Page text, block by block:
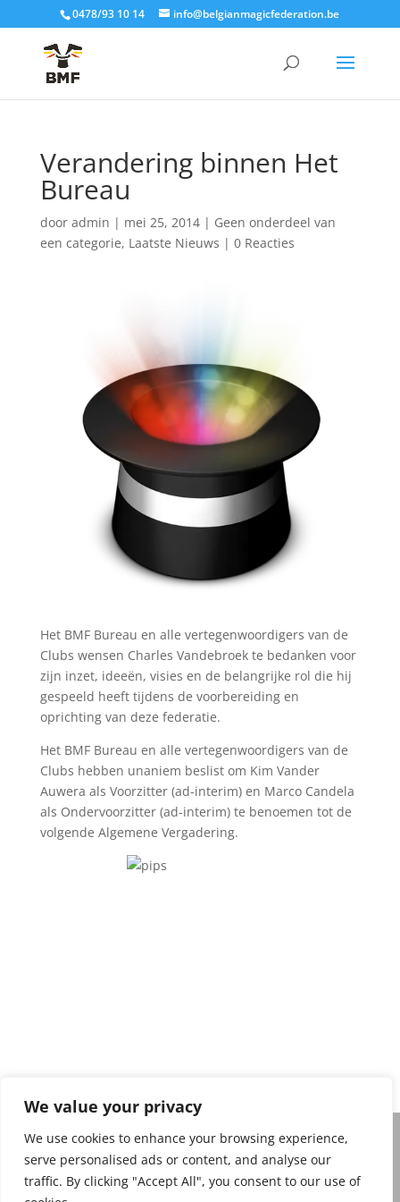
We value your privacy
We use cookies to enhance your browsing experience,
serve personalised ads or content, and analyse our
traffic. By clicking "Accept All", you consent to our use of
0478/93 10 14 info@belgianmagicfederation.be
Verandering binnen Het
Bureau
door admin | mei 25, 2014| Geen onderdeel van
een categorie, Laatste Nieuws | 0 Reacties
Het BMF Bureau en alle vertegenwoordigers van de
Clubs wensen Charles Vandebroek te bedanken voor
zijn inzet, ideeën, visies en de belangrijke rol die hij
gespeeld heeft tijdens de voorbereiding en
oprichting van deze federatie.
Het BMF Bureau en alle vertegenwoordigers van de
Clubs hebben unaniem beslist om Kim Vander
Auwera als Voorzitter (ad-interim) en Marco Candela
als Ondervoorzitter (ad-interim) te benoemen tot de
volgende Algemene Vergadering.
Belgian Magic Federation Copyright 2026. Belgian
Magic Federation, De Frelaan 271, 1180 Ukkel